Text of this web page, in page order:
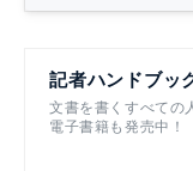
記者ハンドブッ
文書を書くすべての
電子書籍も発売中！